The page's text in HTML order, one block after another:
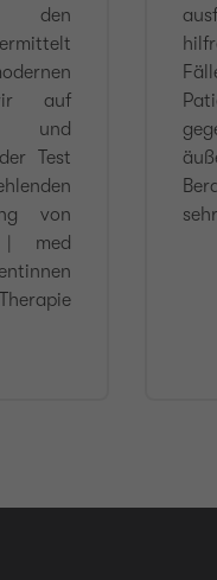
den
auf
und
Test
von
| med